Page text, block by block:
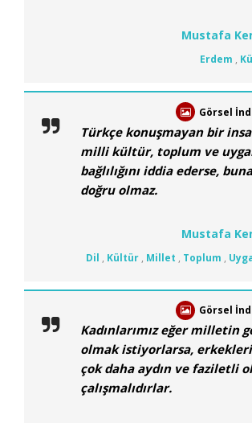
Mustafa
Erdem ,
Görsel
Türkçe konuşmayan bir
milli kültür, toplum ve
bağlılığını iddia ederse,
doğru olmaz.
Mustafa
Dil , Kültür , Millet , Toplum ,
Görsel
Kadınlarımız eğer milletin
olmak istiyorlarsa,
çok daha aydın ve faziletli
çalışmalıdırlar.